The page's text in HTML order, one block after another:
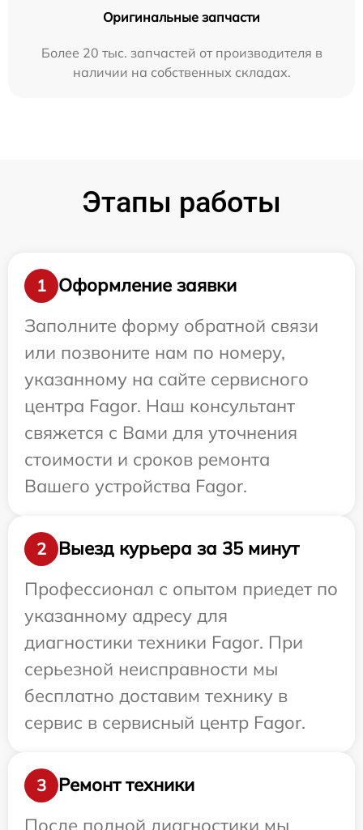
Оригинальные запчасти
Более 20 тыс. запчастей от производителя в
наличии на собственных складах.
Этапы работы
1
Оформление заявки
Заполните форму обратной связи
или позвоните нам по номеру,
указанному на сайте сервисного
центра Fagor. Наш консультант
свяжется с Вами для уточнения
стоимости и сроков ремонта
Вашего устройства Fagor.
2
Выезд курьера за 35 минут
Профессионал с опытом приедет по
указанному адресу для
диагностики техники Fagor. При
серьезной неисправности мы
бесплатно доставим технику в
сервис в сервисный центр Fagor.
3
Ремонт техники
После полной диагностики мы